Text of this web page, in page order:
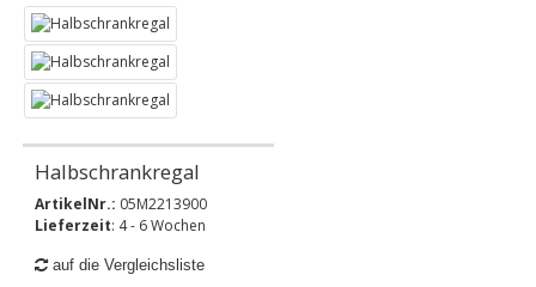
Halbschrankregal
ArtikelNr.: 05M2213900
Lieferzeit: 4 - 6 Wochen
auf die Vergleichsliste